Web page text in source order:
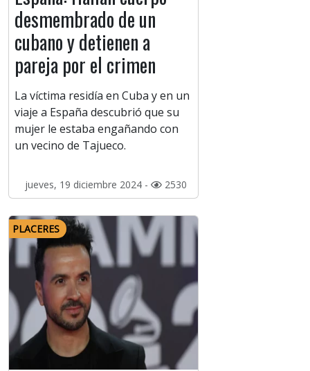
desmembrado de un
cubano y detienen a
pareja por el crimen
La víctima residía en Cuba y en un
viaje a España descubrió que su
mujer le estaba engañando con
un vecino de Tajueco.
jueves, 19 diciembre 2024 - 2530
PLACERES